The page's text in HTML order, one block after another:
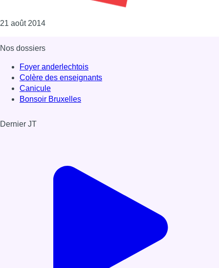
21 août 2014Consulter l'article "STIB"
Nos dossiers
Foyer anderlechtois
Colère des enseignants
Canicule
Bonsoir Bruxelles
Dernier JT